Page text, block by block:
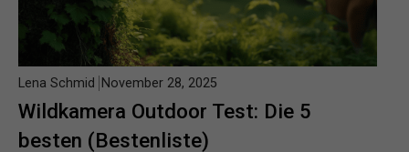
Wildkamera Outdoor Test: Die 5
besten (Bestenliste)
Lena Schmid November 28, 2025